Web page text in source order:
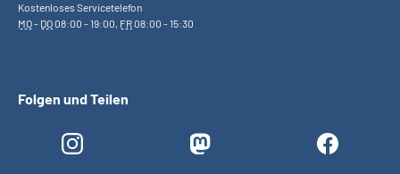
Kostenloses Servicetelefon
MO- DO08:00 - 19:00, FR08:00 - 15:30
Folgen und Teilen